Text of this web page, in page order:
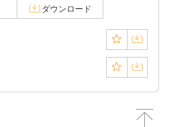
ダウンロード